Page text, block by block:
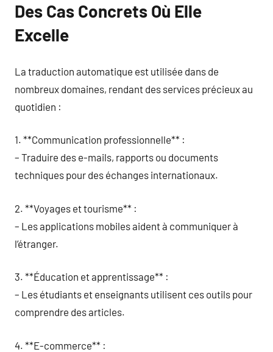
Des Cas Concrets Où Elle
Excelle
La traduction automatique est utilisée dans de
nombreux domaines, rendant des services précieux au
quotidien :
1. **Communication professionnelle** :
– Traduire des e-mails, rapports ou documents
techniques pour des échanges internationaux.
2. **Voyages et tourisme** :
– Les applications mobiles aident à communiquer à
l’étranger.
3. **Éducation et apprentissage** :
– Les étudiants et enseignants utilisent ces outils pour
comprendre des articles.
4. **E-commerce** :